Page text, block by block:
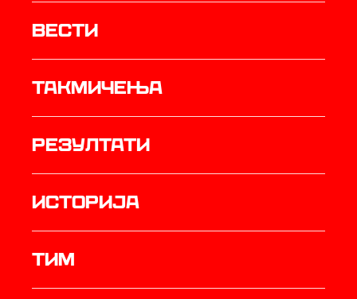
Вести
Такмичења
резултати
историја
ТИМ